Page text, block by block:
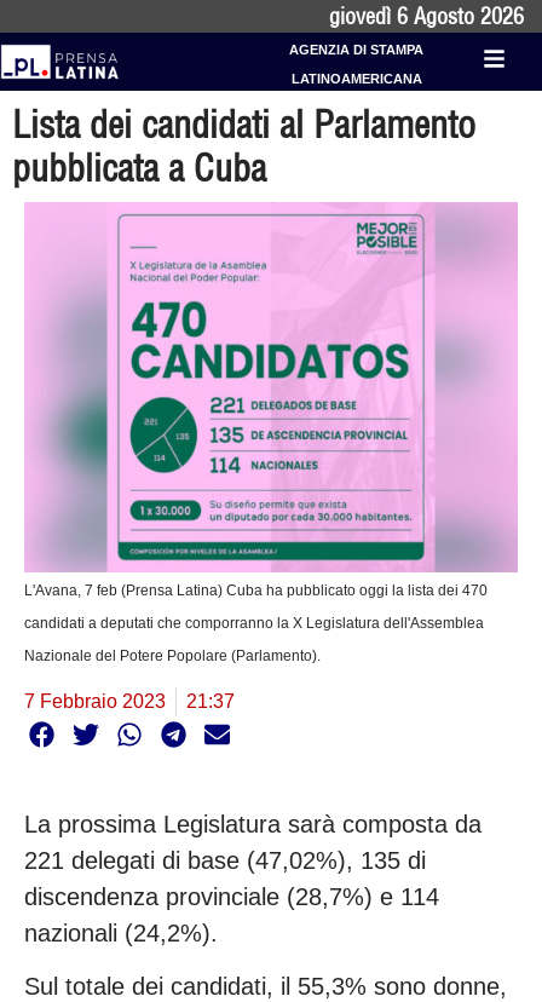
giovedì 6 Agosto 2026
AGENZIA DI STAMPA
LATINOAMERICANA
Lista dei candidati al Parlamento
pubblicata a Cuba
L'Avana, 7 feb (Prensa Latina) Cuba ha pubblicato oggi la lista dei 470
candidati a deputati che comporranno la X Legislatura dell'Assemblea
Nazionale del Potere Popolare (Parlamento).
7 Febbraio 2023 21:37
La prossima Legislatura sarà composta da
221 delegati di base (47,02%), 135 di
discendenza provinciale (28,7%) e 114
nazionali (24,2%).
Sul totale dei candidati, il 55,3% sono donne,